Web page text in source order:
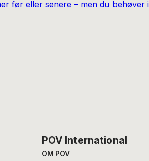
POV International
OM POV